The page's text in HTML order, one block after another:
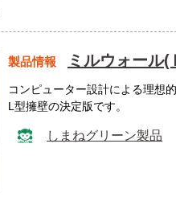
製品情報 ミルウォール(
コンピューター設計による理想
L型擁壁の決定版です。
しまねグリーン製品